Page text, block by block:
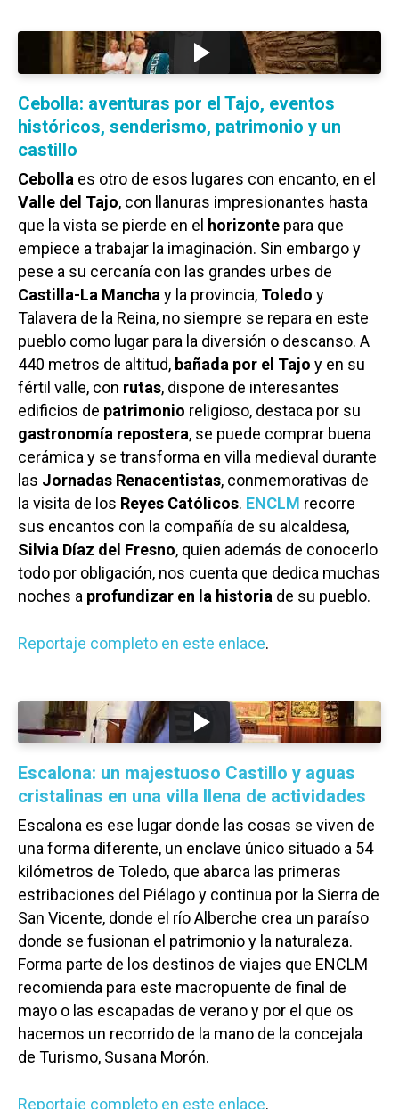
Cebolla: aventuras por el Tajo, eventos
históricos, senderismo, patrimonio y un
castillo
Cebolla es otro de esos lugares con encanto, en el
Valle del Tajo, con llanuras impresionantes hasta
que la vista se pierde en el horizonte para que
empiece a trabajar la imaginación. Sin embargo y
pese a su cercanía con las grandes urbes de
Castilla-La Manchay la provincia, Toledo y
Talavera de la Reina, no siempre se repara en este
pueblo como lugar para la diversión o descanso. A
440 metros de altitud, bañada por el Tajo y en su
fértil valle, con rutas, dispone de interesantes
edificios de patrimonio religioso, destaca por su
gastronomía repostera, se puede comprar buena
cerámica y se transforma en villa medieval durante
las Jornadas Renacentistas, conmemorativas de
la visita de los Reyes Católicos. ENCLM recorre
sus encantos con la compañía de su alcaldesa,
Silvia Díaz del Fresno, quien además de conocerlo
todo por obligación, nos cuenta que dedica muchas
noches a profundizar en la historia de su pueblo.
Reportaje completo en este enlace.
Escalona: un majestuoso Castillo y aguas
cristalinas en una villa llena de actividades
Escalona es ese lugar donde las cosas se viven de
una forma diferente, un enclave único situado a 54
kilómetros de Toledo, que abarca las primeras
estribaciones del Piélago y continua por la Sierra de
San Vicente, donde el río Alberche crea un paraíso
donde se fusionan el patrimonio y la naturaleza.
Forma parte de los destinos de viajes que ENCLM
recomienda para este macropuente de final de
mayo o las escapadas de verano y por el que os
hacemos un recorrido de la mano de la concejala
de Turismo, Susana Morón.
Reportaje completo en este enlace.
Castilla-La